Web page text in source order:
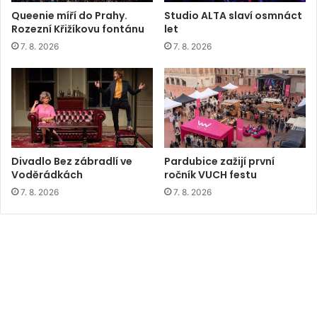
Queenie míří do Prahy.
Rozezní Křižíkovu fontánu
7. 8. 2026
Studio ALTA slaví osmnáct
let
7. 8. 2026
Divadlo Bez zábradlí ve
Voděrádkách
7. 8. 2026
Pardubice zažijí první
ročník VUCH festu
7. 8. 2026